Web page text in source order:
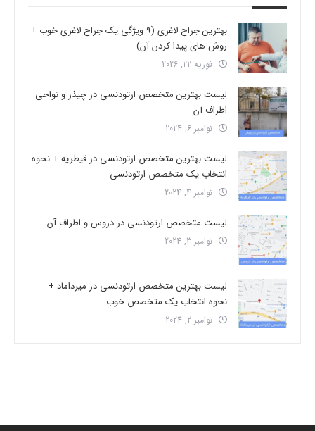
بهترین جراح لاغری (9 ویژگی یک جراح لاغری خوب +
روش های پیدا کردن آن)
فوریه 22, 2026
لیست بهترین متخصص ارتودنسی در چیذر و نواحی
اطراف آن
نوامبر 6, 2024
لیست بهترین متخصص ارتودنسی در قیطریه + نحوه
انتخاب یک متخصص ارتودنسی
نوامبر 4, 2024
لیست متخصص ارتودنسی در دروس و اطراف آن
نوامبر 3, 2024
لیست بهترین متخصص ارتودنسی در میرداماد +
نحوه انتخاب یک متخصص خوب
نوامبر 2, 2024